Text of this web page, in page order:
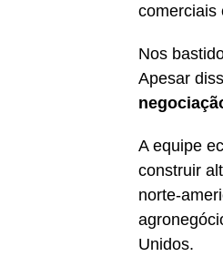
comerciais
Nos
Apesar
A equipe
construir
norte-
Unidos.